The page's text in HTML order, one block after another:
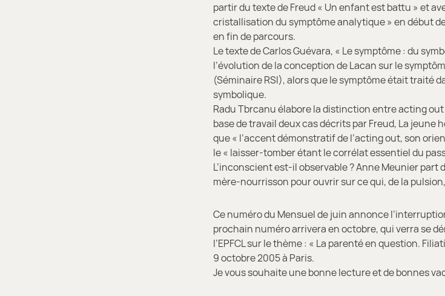
partir du texte de Freud « Un enfant est battu » et
cristallisation du symptôme analytique » en début
en fin de parcours.
Le texte de Carlos Guévara, « Le symptôme : du
l’évolution de la conception de Lacan sur le
(Séminaire RSI), alors que le symptôme était traité
symbolique.
Radu Tbrcanu élabore la distinction entre acting
base de travail deux cas décrits par Freud, La jeune
que « l’accent démonstratif de l’acting out, son
le « laisser-tomber étant le corrélat essentiel du
L’inconscient est-il observable ? Anne Meunier
mère-nourrisson pour ouvrir sur ce qui, de la
Ce numéro du Mensuel de juin annonce
prochain numéro arrivera en octobre, qui verra se
I’EPFCL sur le thème : « La parenté en question.
9 octobre 2005 à Paris.
Je vous souhaite une bonne lecture et de bonnes